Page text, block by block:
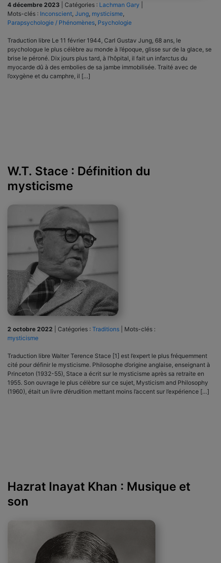
4 décembre 2023 Catégories : Lachman Gary
Mots-clés : Inconscient Jung mysticisme
Parapsychologie / Phénomènes Psychologie
Traduction libre Le 11 février 1944, Carl Gustav Jung, 68 ans, le
psychologue le plus célèbre au monde à l’époque, glisse sur de la glace, se
brise le péroné. Dix jours plus tard, à l’hôpital, il fait un infarctus du
myocarde dû à des embolies de sa jambe immobilisée. Traité avec de
l’oxygène et du camphre, il […]
W.T. Stace : Définition du
mysticisme
2 octobre 2022 Catégories : Traditions
Mots-clés :
mysticisme
Traduction libre Walter Terence Stace [1] est l’expert le plus fréquemment
cité pour définir le mysticisme. Philosophe d’origine anglaise, enseignant à
Princeton (1932-55), Stace a écrit sur le mysticisme après sa retraite en
1955. Son ouvrage le plus célèbre sur ce sujet, Mysticism and Philosophy
(1960), était un livre d’érudition mettant moins l’accent sur l’expérience […]
Hazrat Inayat Khan : Musique et
son